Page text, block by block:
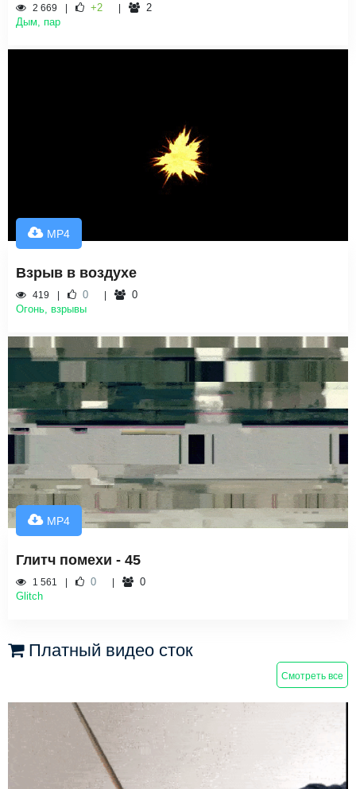
2 669 +2
2
Дым, пар
MP4
Взрыв в воздухе
419 0
0
Огонь, взрывы
MP4
Глитч помехи - 45
1 561 0
0
Glitch
Платный видео сток
Смотреть все